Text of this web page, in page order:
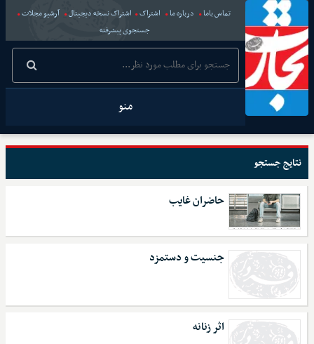
تماس باما درباره ما اشتراک اشتراک نسخه دیجیتال
آرشیو مجلات
جستجوی پیشرفته
منو
نتایج جستجو
حاضران غایب
جنسیت و دستمزد
اثر زنانه